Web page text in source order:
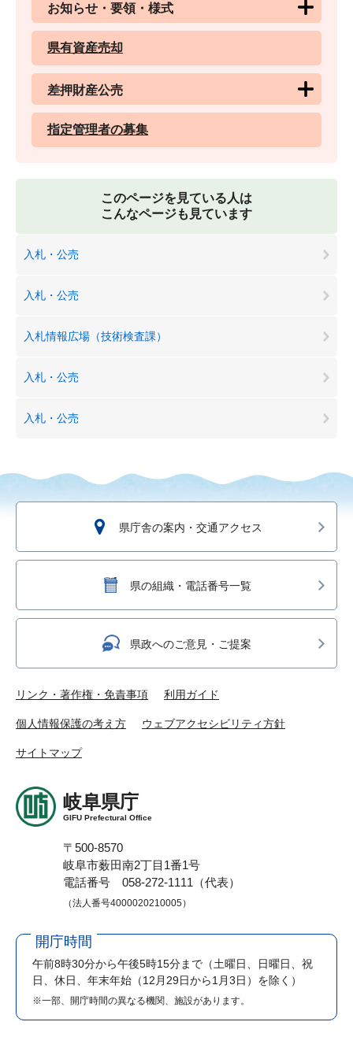
お知らせ・要領・様式
県有資産売却
差押財産公売
指定管理者の募集
このページを見ている人は
こんなページも見ています
入札・公売
入札・公売
入札情報広場（技術検査課）
入札・公売
入札・公売
県庁舎の案内・交通アクセス
県の組織・電話番号一覧
県政へのご意見・ご提案
リンク・著作権・免責事項 利用ガイド
個人情報保護の考え方 ウェブアクセシビリティ方針
サイトマップ
岐阜県庁
GIFU Prefectural Office
〒500-8570
岐阜市薮田南2丁目1番1号
電話番号 058-272-1111（代表）
（法人番号4000020210005）
開庁時間
午前8時30分から午後5時15分まで （土曜日、日曜日、祝
日、休日、年末年始（12月29日から1月3日）を除く）
※一部、開庁時間の異なる機関、施設があります。